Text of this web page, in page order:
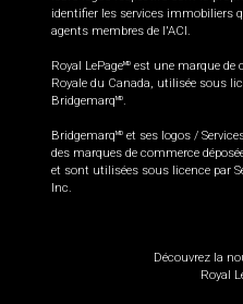
identifier les services immobiliers
agents membres de l'ACI.
Royal LePageMD est une marque de
Royale du Canada, utilisée sous
BridgemarqMD.
BridgemarqMD et ses logos /
des marques de commerce
et sont utilisées sous licence par
Inc.
Découvrez la
Royal